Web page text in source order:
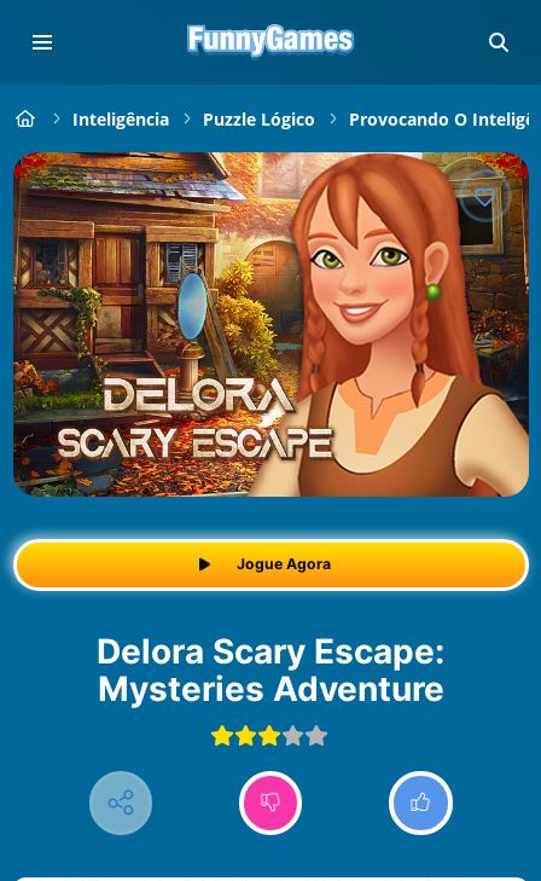
Inteligência Puzzle Lógico Provocando O
Jogue Agora
Delora Scary Escape:
Mysteries Adventure